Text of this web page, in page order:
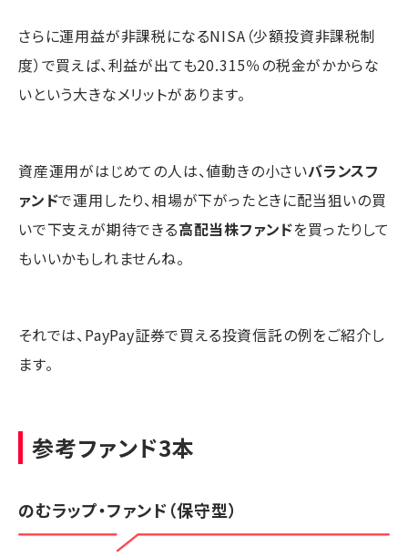
さらに運用益が非課税になるNISA（少額投資非課税制
度）で買えば、利益が出ても20.315％の税金がかからな
いという大きなメリットがあります。
資産運用がはじめての人は、値動きの小さいバランスフ
ァンドで運用したり、相場が下がったときに配当狙いの買
いで下支えが期待できる高配当株ファンドを買ったりして
もいいかもしれませんね。
それでは、PayPay証券で買える投資信託の例をご紹介し
ます。
参考ファンド3本
のむラップ・ファンド（保守型）